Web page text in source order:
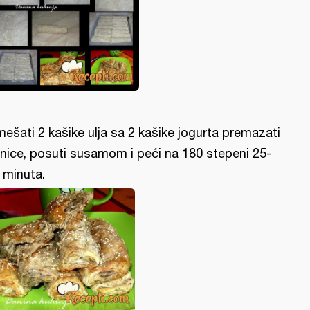
2 kašike ulja sa 2 kašike jogurta premazati
posuti susamom i peći na 180 stepeni 25-
minuta.